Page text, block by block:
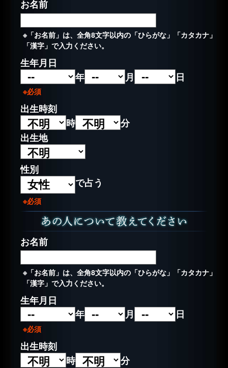
お名前
※「お名前」は、全角8文字以内の「ひらがな」「カタカナ」
「漢字」で入力ください。
生年月日
年
月 日
※必須
出生時刻
時
分
出生地
性別
で占う
※必須
お名前
※「お名前」は、全角8文字以内の「ひらがな」「カタカナ」
「漢字」で入力ください。
生年月日
年
月 日
※必須
出生時刻
時
分